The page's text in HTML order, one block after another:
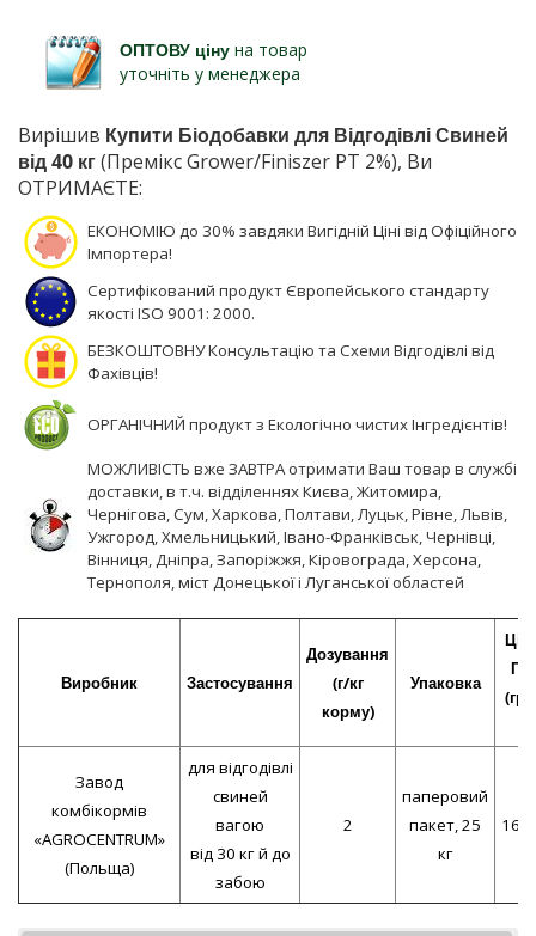
ОПТОВУ ціну на товар
уточніть у менеджера
Вирішив Купити Біодобавки для Відгодівлі Свиней
від 40 кг(Премікс Grower/Finiszer PT 2%), Ви
ОТРИМАЄТЕ:
ЕКОНОМІЮ до 30% завдяки Вигідній Ціні від Офіційного
Імпортера!
Сертифікований продукт Європейського стандарту
якості ISO 9001: 2000.
БЕЗКОШТОВНУ Консультацію та Схеми Відгодівлі від
Фахівців!
ОРГАНІЧНИЙ продукт з Екологічно чистих Інгредієнтів!
МОЖЛИВІСТЬ вже ЗАВТРА отримати Ваш товар в службі
доставки, в т.ч. відділеннях Києва, Житомира,
Чернігова, Сум, Харкова, Полтави, Луцьк, Рівне, Львів,
Ужгород, Хмельницький, Івано-Франківськ, Чернівці,
Вінниця, Дніпра, Запоріжжя, Кіровограда, Херсона,
Тернополя, міст Донецької і Луганської областей
Виробник Застосування
Дозування
(г/кг
корму)
Упаковка
Завод
комбікормів
«AGROCENTRUM»
(Польща)
для відгодівлі
свиней
вагою
від 30 кг й до
забою
2
паперовий
пакет, 25
кг